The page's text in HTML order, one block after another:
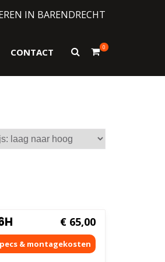
IN BARENDRECHT
CONTACT
Toon
0
€ 65,00